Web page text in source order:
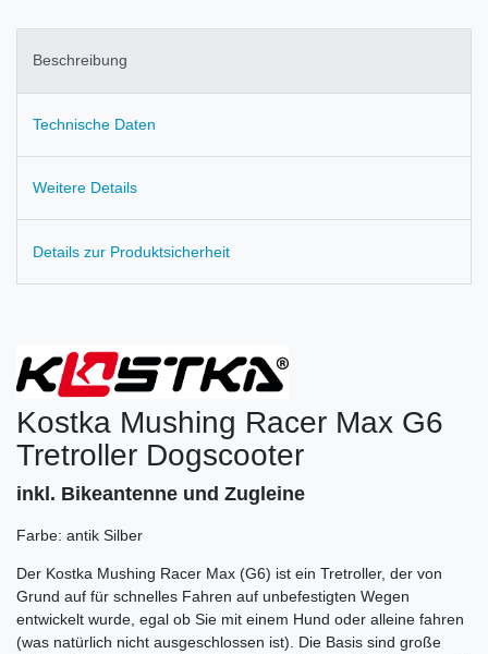
Beschreibung
Technische Daten
Weitere Details
Details zur Produktsicherheit
Kostka Mushing Racer Max G6
Tretroller Dogscooter
inkl. Bikeantenne und Zugleine
Farbe: antik Silber
Der Kostka Mushing Racer Max (G6) ist ein Tretroller, der von
Grund auf für schnelles Fahren auf unbefestigten Wegen
entwickelt wurde, egal ob Sie mit einem Hund oder alleine fahren
(was natürlich nicht ausgeschlossen ist). Die Basis sind große